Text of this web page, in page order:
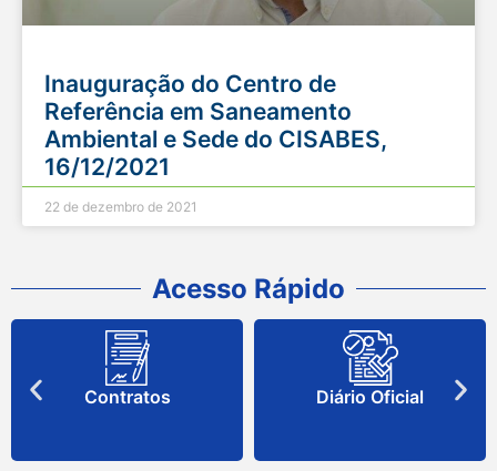
Inauguração do Centro de
Referência em Saneamento
Ambiental e Sede do CISABES,
16/12/2021
22 de dezembro de 2021
Acesso Rápido
Contratos Diário Oficial